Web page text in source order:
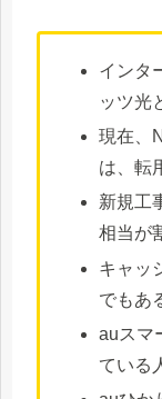
インタ
ッツ光
現在、
は、転
新規工
相当が
キャッ
でもあ
auスマ
ている